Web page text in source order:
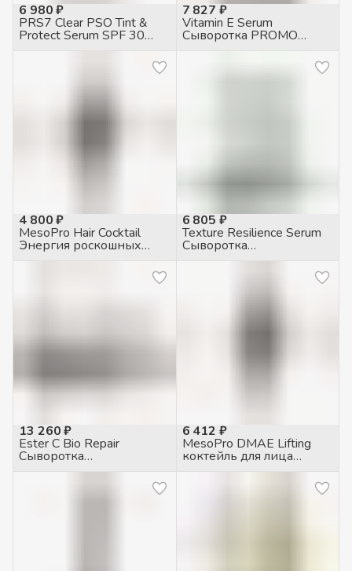
6 980 ₽
PRS7 Clear PSO Tint &
Protect Serum SPF 30
7 827 ₽
Vitamin E Serum
Сыворотка PROMO
объем, 50мл
4 800 ₽
MesoPro Hair Cocktail
Энергия роскошных
6 805 ₽
Texture Resilience Serum
Сыворотка
укрепляющая, 30мл
13 260 ₽
Ester C Bio Repair
Сыворотка
восстанавливающая,
6 412 ₽
MesoPro DMAE Lifting
коктейль для лица
укрепляющий, 5мл